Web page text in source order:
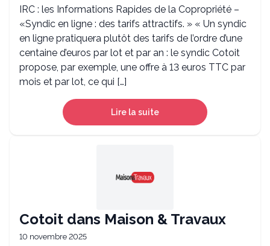
IRC : les Informations Rapides de la Copropriété –
«Syndic en ligne : des tarifs attractifs. » « Un syndic
en ligne pratiquera plutôt des tarifs de l’ordre d’une
centaine d’euros par lot et par an : le syndic Cotoit
propose, par exemple, une offre à 13 euros TTC par
mois et par lot, ce qui […]
Lire la suite
Cotoit dans Maison & Travaux
10 novembre 2025